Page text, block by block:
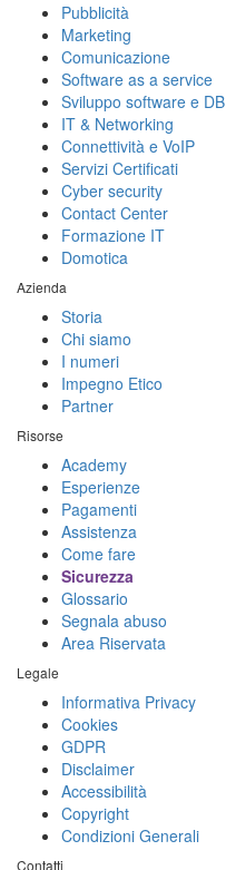
Pubblicità
Marketing
Comunicazione
Software as a service
Sviluppo software e DB
IT & Networking
Connettività e VoIP
Servizi Certificati
Cyber security
Contact Center
Formazione IT
Domotica
Azienda
Storia
Chi siamo
I numeri
Impegno Etico
Partner
Risorse
Academy
Esperienze
Pagamenti
Assistenza
Come fare
Sicurezza
Glossario
Segnala abuso
Area Riservata
Legale
Informativa Privacy
Cookies
GDPR
Disclaimer
Accessibilità
Copyright
Condizioni Generali
Contatti